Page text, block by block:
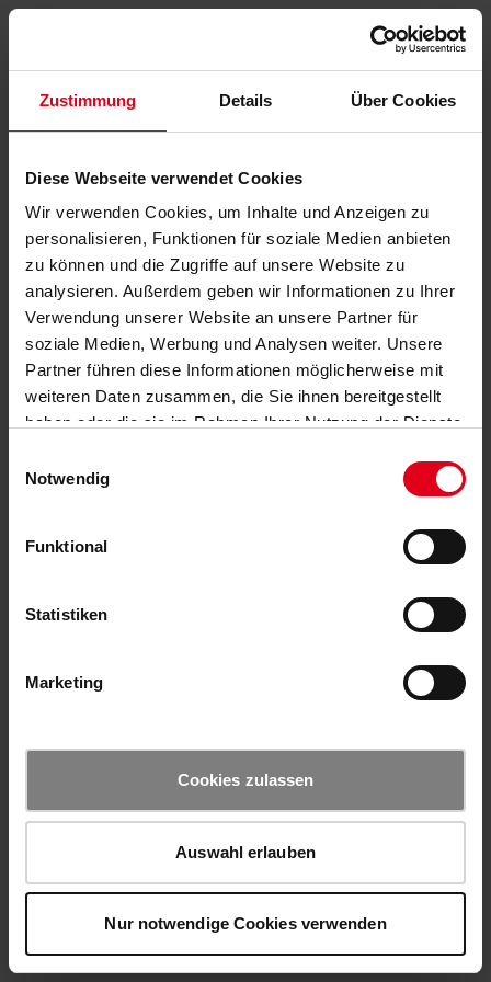
Zustimmung Details Über Cookies
Diese Webseite verwendet Cookies
Wir verwenden Cookies, um Inhalte und Anzeigen zu
personalisieren, Funktionen für soziale Medien anbieten
zu können und die Zugriffe auf unsere Website zu
analysieren. Außerdem geben wir Informationen zu Ihrer
Verwendung unserer Website an unsere Partner für
soziale Medien, Werbung und Analysen weiter. Unsere
Partner führen diese Informationen möglicherweise mit
weiteren Daten zusammen, die Sie ihnen bereitgestellt
haben oder die sie im Rahmen Ihrer Nutzung der Dienste
Notwendig
Funktional
Statistiken
Marketing
Cookies zulassen
Auswahl erlauben
Nur notwendige Cookies verwenden